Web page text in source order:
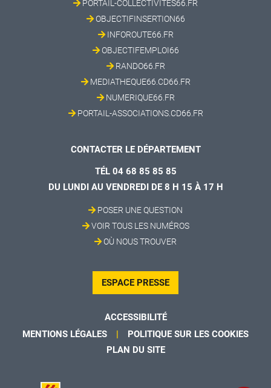
PORTAIL-COLLECTIVITES66.FR
OBJECTIFINSERTION66
INFOROUTE66.FR
OBJECTIFEMPLOI66
RANDO66.FR
MEDIATHEQUE66.CD66.FR
NUMERIQUE66.FR
PORTAIL-ASSOCIATIONS.CD66.FR
CONTACTER LE DÉPARTEMENT
TÉL 04 68 85 85 85
DU LUNDI AU VENDREDI DE 8 H 15 À 17 H
POSER UNE QUESTION
VOIR TOUS LES NUMÉROS
OÙ NOUS TROUVER
ESPACE PRESSE
ACCESSIBILITÉ
MENTIONS LÉGALES
POLITIQUE SUR LES COOKIES
PLAN DU SITE